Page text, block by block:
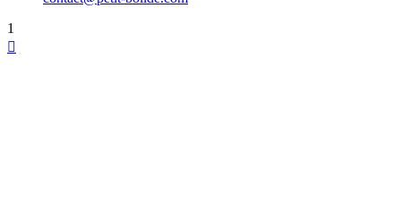
1
